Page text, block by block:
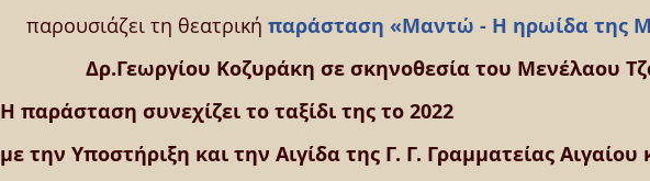
παρουσιάζει τη θεατρική παράσταση «Μαντώ - Η ηρωίδα της
Δρ.Γεωργίου Κοζυράκη σε σκηνοθεσία του Μενέλαου
Η παράσταση συνεχίζει το ταξίδι της το 2022
με την Υποστήριξη και την Αιγίδα της Γ. Γ. Γραμματείας